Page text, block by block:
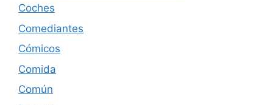
Coches
Comediantes
Cómicos
Comida
Común